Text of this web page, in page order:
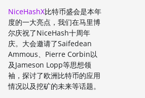
NiceHashX比特币盛会是本年
度的一大亮点，我们在马里博
尔庆祝了NiceHash十周年
庆。大会邀请了Saifedean
Ammous、Pierre Corbin以
及Jameson Lopp等思想领
袖，探讨了欧洲比特币的应用
情况以及挖矿的未来等话题。